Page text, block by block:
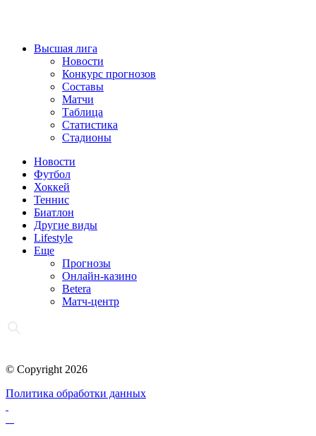
Высшая лига
Новости
Конкурс прогнозов
Составы
Матчи
Таблица
Статистика
Стадионы
Новости
Футбол
Хоккей
Теннис
Биатлон
Другие виды
Lifestyle
Еще
Прогнозы
Онлайн-казино
Betera
Матч-центр
© Copyright 2026
Политика обработки данных